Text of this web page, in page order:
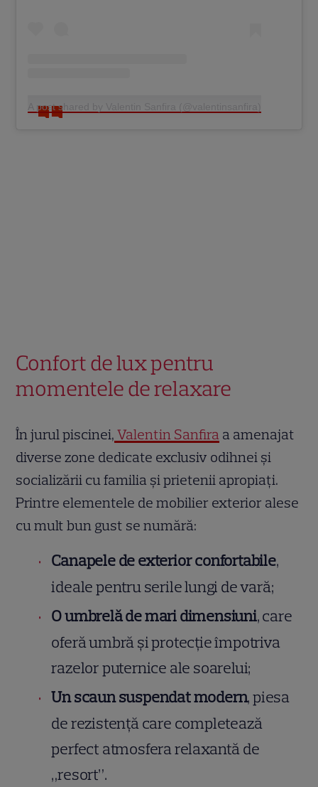
A post shared by Valentin Sanfira (@valentinsanfira)
Confort de lux pentru
momentele de relaxare
În jurul piscinei, Valentin Sanfira a amenajat
diverse zone dedicate exclusiv odihnei și
socializării cu familia și prietenii apropiați.
Printre elementele de mobilier exterior alese
cu mult bun gust se numără:
Canapele de exterior confortabile,
ideale pentru serile lungi de vară;
O umbrelă de mari dimensiuni, care
oferă umbră și protecție împotriva
razelor puternice ale soarelui;
Un scaun suspendat modern, piesa
de rezistență care completează
perfect atmosfera relaxantă de
„resort”.